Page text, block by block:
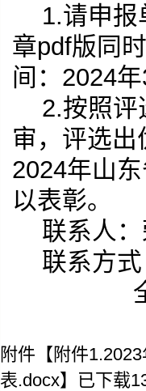
1.请申
章pdf版同
间：2024
2.按照评
审，评选
2024年山
以表彰。
联系人
联系方
附件【附件
表.docx】已下载